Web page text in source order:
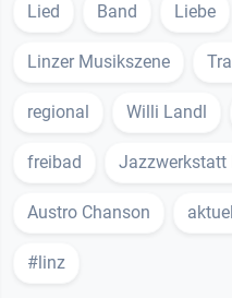
Lied Band Liebe
Linzer Musikszene
regional Willi Landl
freibad Jazzwerkstatt
Austro Chanson
#linz